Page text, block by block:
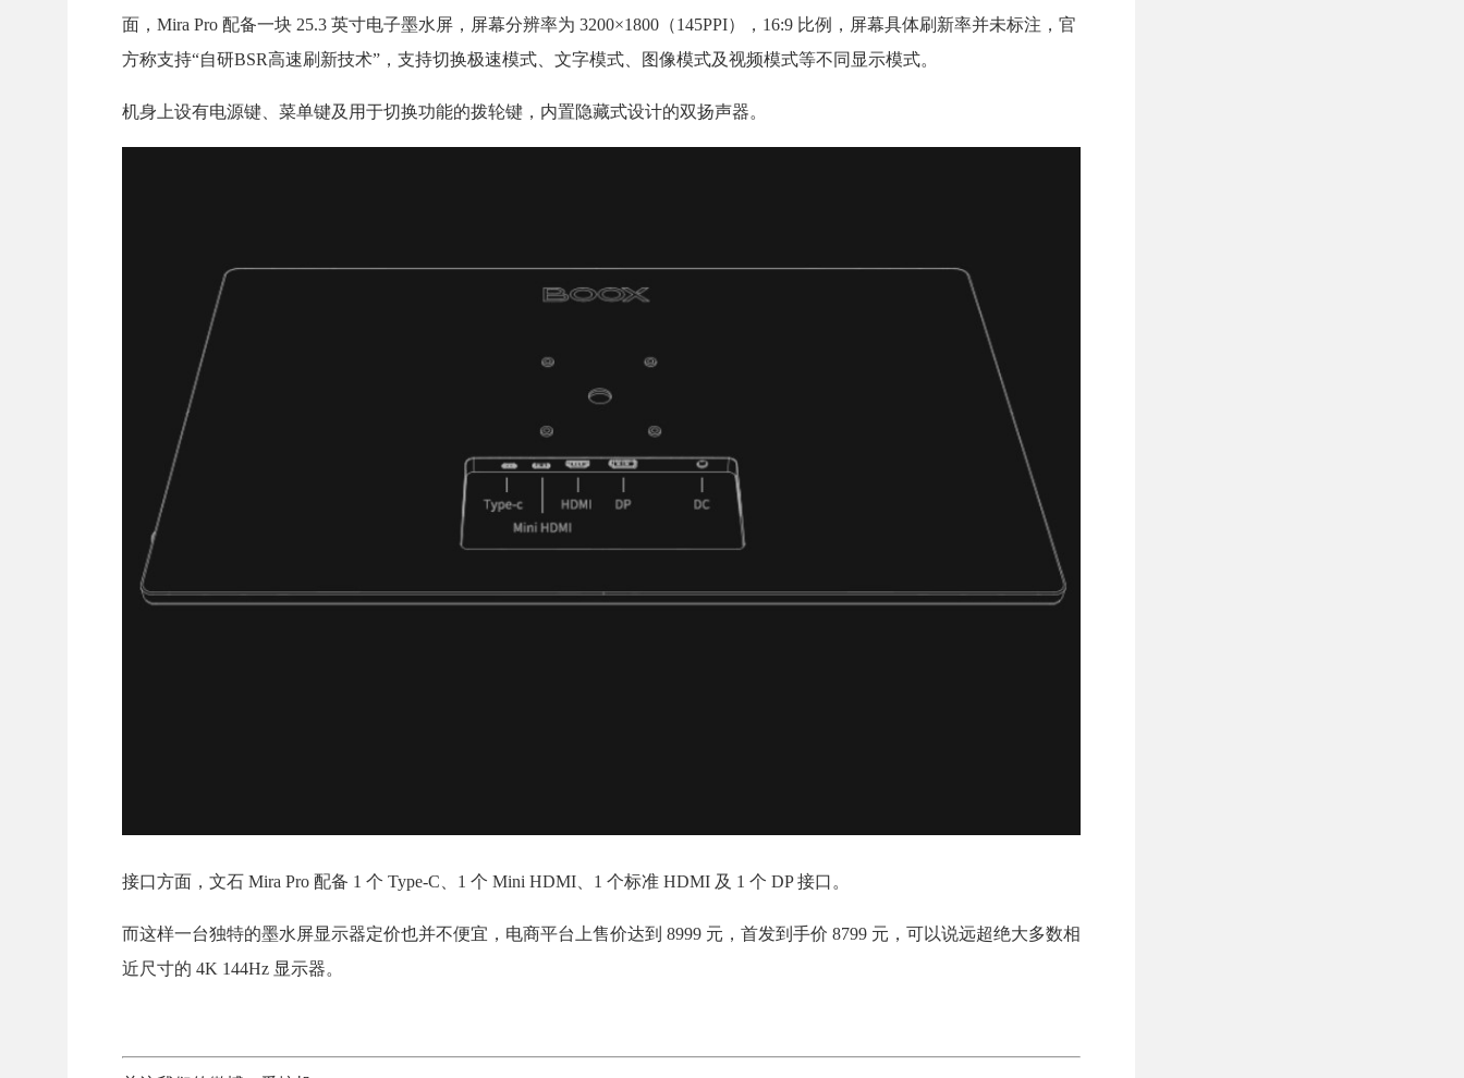
面，Mira Pro 配备一块 25.3 英寸电子墨水屏，屏幕分辨率为 3200×1800（145PPI），16:9 比例，屏幕具体刷新率并未标注，官
方称支持“自研BSR高速刷新技术”，支持切换极速模式、文字模式、图像模式及视频模式等不同显示模式。
机身上设有电源键、菜单键及用于切换功能的拨轮键，内置隐藏式设计的双扬声器。
接口方面，文石 Mira Pro 配备 1 个 Type-C、1 个 Mini HDMI、1 个标准 HDMI 及 1 个 DP 接口。
而这样一台独特的墨水屏显示器定价也并不便宜，电商平台上售价达到 8999 元，首发到手价 8799 元，可以说远超绝大多数相
近尺寸的 4K 144Hz 显示器。